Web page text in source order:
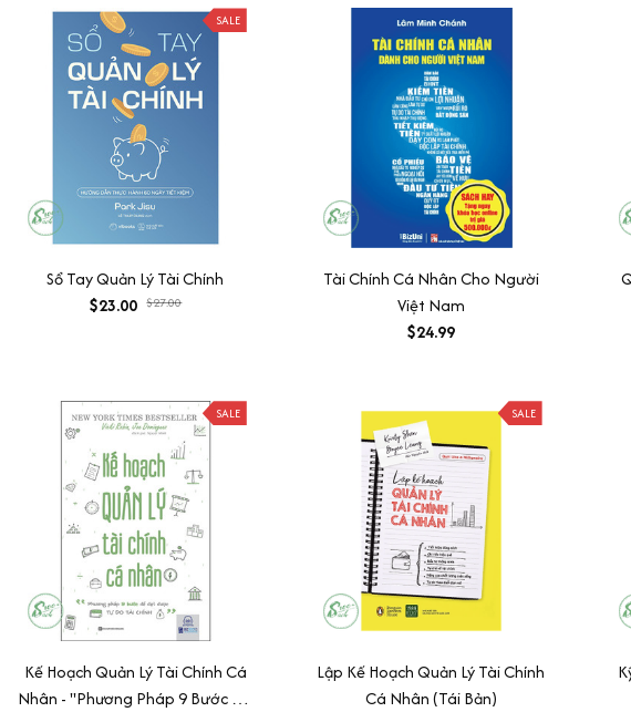
SALE
Sổ Tay Quản Lý Tài Chính
$23.00 $27.00
Tài Chính Cá Nhân Cho Người
Việt Nam
$24.99
SALE
Kế Hoạch Quản Lý Tài Chính Cá
Nhân - "Phương Pháp 9 Bước Để
SALE
Lập Kế Hoạch Quản Lý Tài Chính
Cá Nhân (Tái Bản)